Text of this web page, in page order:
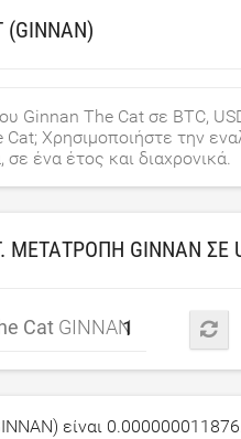
Ginnan The Cat σε BTC,
Cat; Χρησιμοποιήστε την
ένα έτος και διαχρονικά.
ΜΕΤΑΤΡΟΠΉ GINNAN ΣΕ
Cat GINNAN
είναι 0.000000011876